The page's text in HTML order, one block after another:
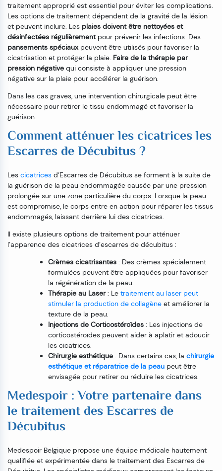
traitement approprié est essentiel pour éviter les complications.
Les options de traitement dépendent de la gravité de la lésion
et peuvent inclure. Les plaies doivent être nettoyées et
désinfectées régulièrementpour prévenir les infections. Des
pansements spéciauxpeuvent être utilisés pour favoriser la
cicatrisation et protéger la plaie. Faire de la thérapie par
pression négative qui consiste à appliquer une pression
négative sur la plaie pour accélérer la guérison.
Dans les cas graves, une intervention chirurgicale peut être
nécessaire pour retirer le tissu endommagé et favoriser la
guérison.
Comment atténuer les cicatrices les
Escarres de Décubitus ?
Les cicatrices d’Escarres de Décubitus se forment à la suite de
la guérison de la peau endommagée causée par une pression
prolongée sur une zone particulière du corps. Lorsque la peau
est compromise, le corps entre en action pour réparer les tissus
endommagés, laissant derrière lui des cicatrices.
Il existe plusieurs options de traitement pour atténuer
l’apparence des cicatrices d’escarres de décubitus :
Crèmes cicatrisantes : Des crèmes spécialement
formulées peuvent être appliquées pour favoriser
la régénération de la peau.
Thérapie au Laser: Le traitement au laser peut
stimuler la production de collagène et améliorer la
texture de la peau.
Injections de Corticostéroïdes : Les injections de
corticostéroïdes peuvent aider à aplatir et adoucir
les cicatrices.
Chirurgie esthétique : Dans certains cas, la chirurgie
esthétique et réparatrice de la peau peut être
envisagée pour retirer ou réduire les cicatrices.
Medespoir : Votre partenaire dans
le traitement des Escarres de
Décubitus
Medespoir Belgique propose une équipe médicale hautement
qualifiée et expérimentée dans le traitement des Escarres de